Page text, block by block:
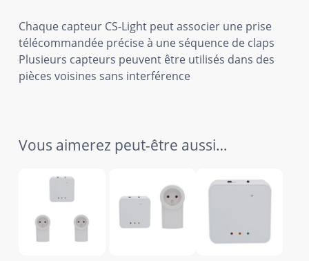
Chaque capteur CS-Light peut associer une prise
télécommandée précise à une séquence de claps
Plusieurs capteurs peuvent être utilisés dans des
pièces voisines sans interférence
Vous aimerez peut-être aussi…